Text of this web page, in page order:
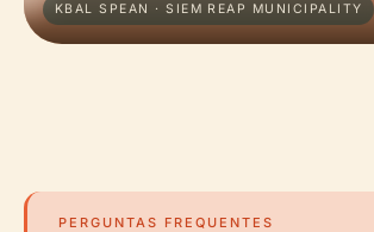
KBAL SPEAN · SIEM REAP MUNICIPALITY
PERGUNTAS FREQUENTES